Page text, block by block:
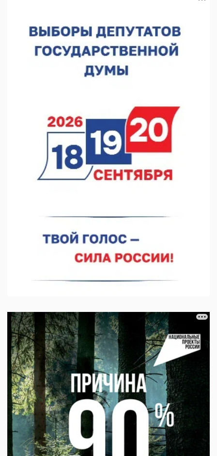
Новгород
07.08.2026 14:01
В Нижегородской области выбрали лучшего лесного
пожарного
07.08.2026 13:48